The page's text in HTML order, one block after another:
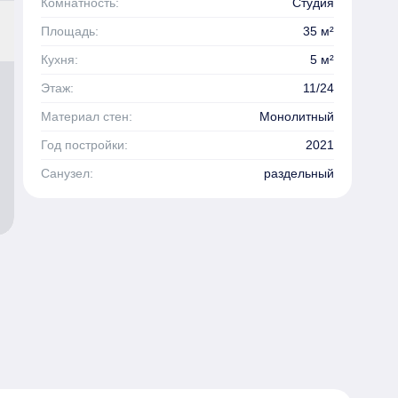
Площадь:
35 м²
Кухня:
5 м²
Этаж:
11/24
Материал стен:
Монолитный
Год постройки:
2021
Санузел:
раздельный